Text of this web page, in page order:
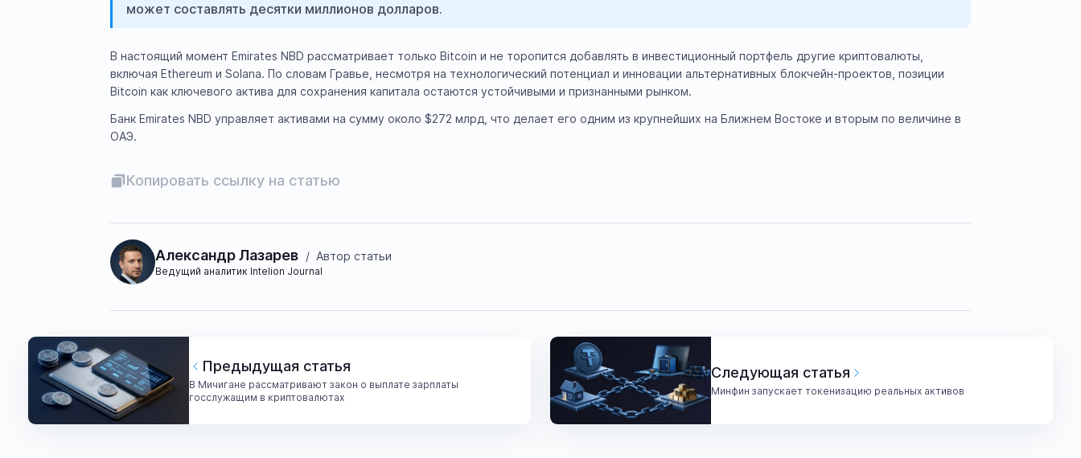
может составлять десятки миллионов долларов.
В настоящий момент Emirates NBD рассматривает только Bitcoin и не торопится добавлять в инвестиционный портфель другие криптовалюты,
включая Ethereum и Solana. По словам Гравье, несмотря на технологический потенциал и инновации альтернативных блокчейн-проектов, позиции
Bitcoin как ключевого актива для сохранения капитала остаются устойчивыми и признанными рынком.
Банк Emirates NBD управляет активами на сумму около $272 млрд, что делает его одним из крупнейших на Ближнем Востоке и вторым по величине в
ОАЭ.
Копировать ссылку на статью
Александр Лазарев / Автор статьи
Ведущий аналитик Intelion Journal
Предыдущая статья
В Мичигане рассматривают закон о выплате зарплаты
госслужащим в криптовалютах
Следующая статья
Минфин запускает токенизацию реальных активов